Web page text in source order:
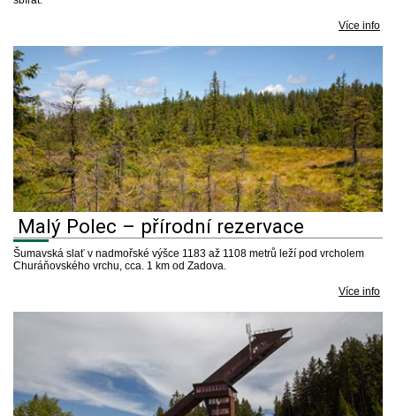
Více info
Malý Polec – přírodní rezervace
Šumavská slať v nadmořské výšce 1183 až 1108 metrů leží pod vrcholem
Churáňovského vrchu, cca. 1 km od Zadova.
Více info